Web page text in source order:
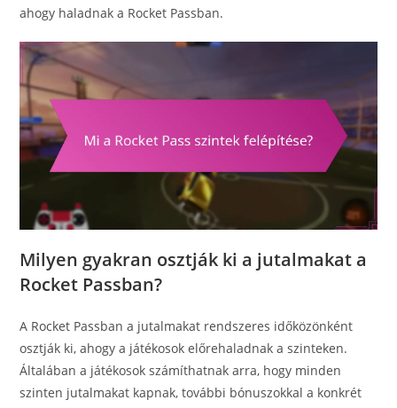
ahogy haladnak a Rocket Passban.
Milyen gyakran osztják ki a jutalmakat a
Rocket Passban?
A Rocket Passban a jutalmakat rendszeres időközönként
osztják ki, ahogy a játékosok előrehaladnak a szinteken.
Általában a játékosok számíthatnak arra, hogy minden
szinten jutalmakat kapnak, további bónuszokkal a konkrét